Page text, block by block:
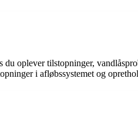
oplever tilstopninger,
i afløbssystemet og